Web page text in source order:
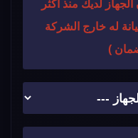
لديك منذ اكثر
له خارج الشركة
)